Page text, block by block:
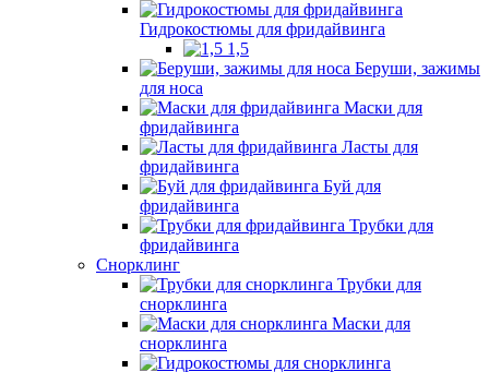
Гидрокостюмы для фридайвинга
1,5
Беруши, зажимы
для носа
Маски для
фридайвинга
Ласты для
фридайвинга
Буй для
фридайвинга
Трубки для
фридайвинга
Снорклинг
Трубки для
снорклинга
Маски для
снорклинга